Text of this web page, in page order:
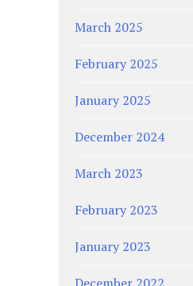
March 2025
February 2025
January 2025
December 2024
March 2023
February 2023
January 2023
December 2022